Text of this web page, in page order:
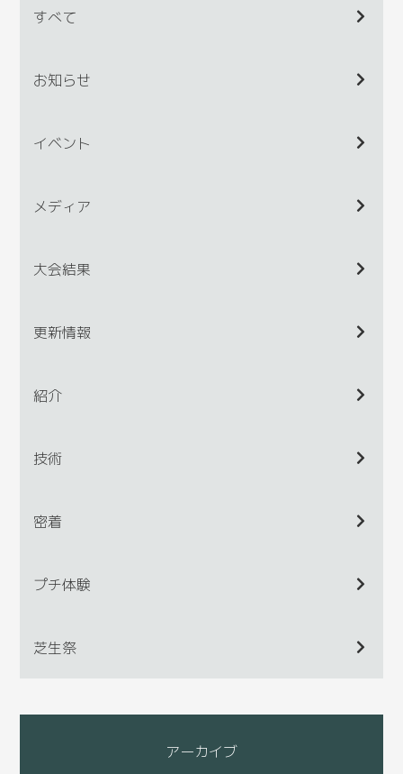
すべて
お知らせ
イベント
メディア
大会結果
更新情報
紹介
技術
密着
プチ体験
芝生祭
アーカイブ